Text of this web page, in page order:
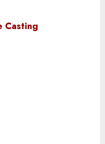
Casting